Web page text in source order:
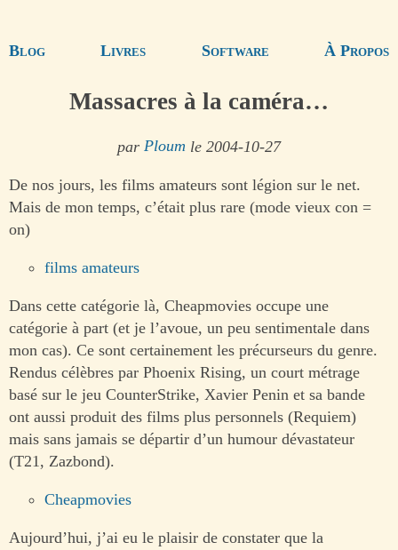
Blog Livres Software À Propos
Massacres à la caméra…
par Ploum le 2004-10-27
De nos jours, les films amateurs sont légion sur le net.
Mais de mon temps, c’était plus rare (mode vieux con =
on)
films amateurs
Dans cette catégorie là, Cheapmovies occupe une
catégorie à part (et je l’avoue, un peu sentimentale dans
mon cas). Ce sont certainement les précurseurs du genre.
Rendus célèbres par Phoenix Rising, un court métrage
basé sur le jeu CounterStrike, Xavier Penin et sa bande
ont aussi produit des films plus personnels (Requiem)
mais sans jamais se départir d’un humour dévastateur
(T21, Zazbond).
Cheapmovies
Aujourd’hui, j’ai eu le plaisir de constater que la